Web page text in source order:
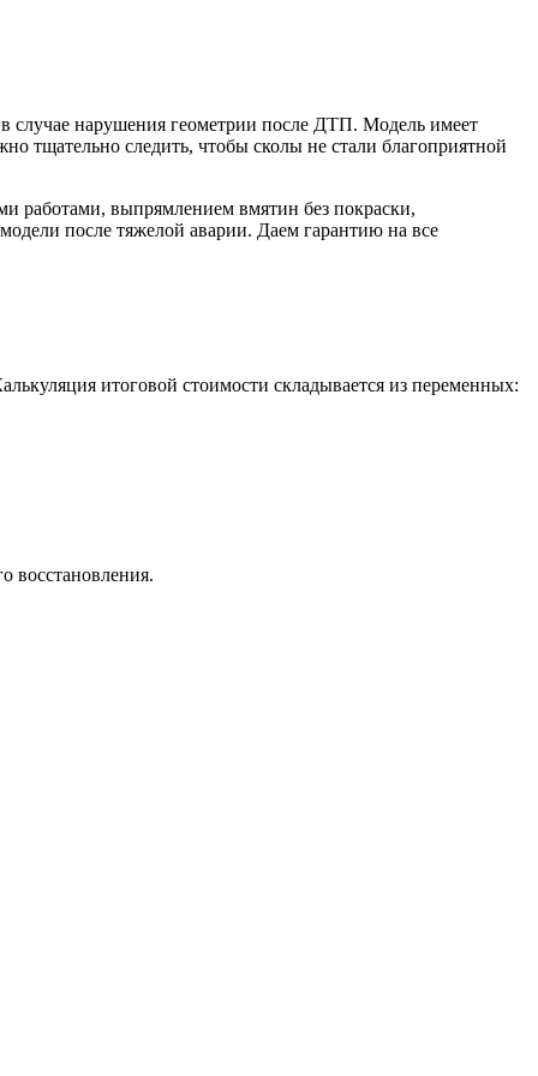
случае нарушения геометрии после ДТП. Модель имеет
тщательно следить, чтобы сколы не стали благоприятной
работами, выпрямлением вмятин без покраски,
после тяжелой аварии. Даем гарантию на все
итоговой стоимости складывается из переменных:
восстановления.